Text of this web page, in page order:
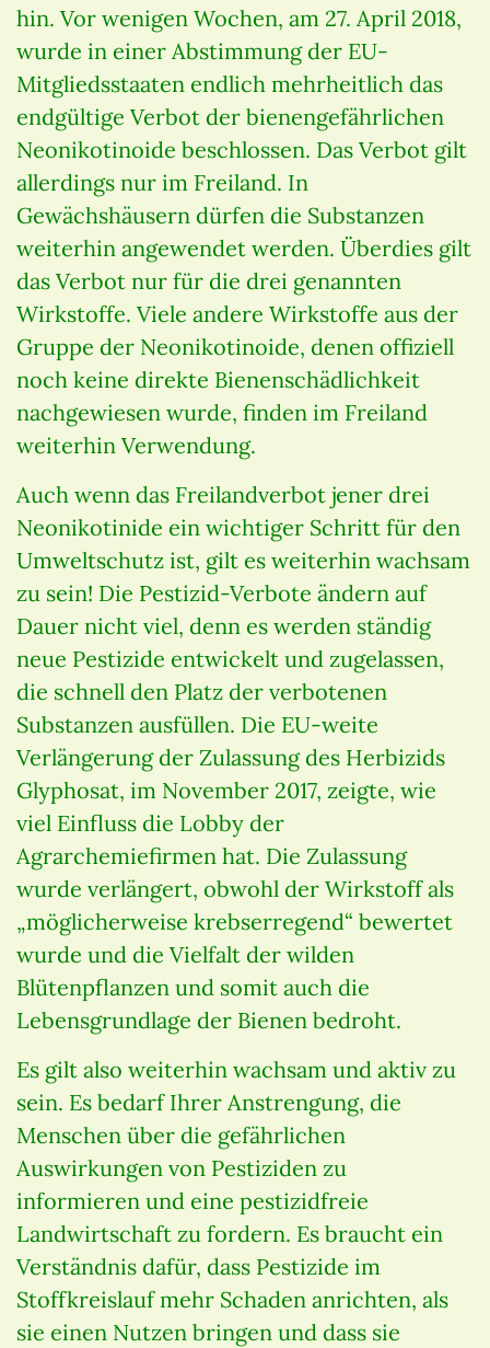
hin. Vor wenigen Wochen, am 27. April 2018,
wurde in einer Abstimmung der EU-
Mitgliedsstaaten endlich mehrheitlich das
endgültige Verbot der bienengefährlichen
Neonikotinoide beschlossen. Das Verbot gilt
allerdings nur im Freiland. In
Gewächshäusern dürfen die Substanzen
weiterhin angewendet werden. Überdies gilt
das Verbot nur für die drei genannten
Wirkstoffe. Viele andere Wirkstoffe aus der
Gruppe der Neonikotinoide, denen offiziell
noch keine direkte Bienenschädlichkeit
nachgewiesen wurde, finden im Freiland
weiterhin Verwendung.
Auch wenn das Freilandverbot jener drei
Neonikotinide ein wichtiger Schritt für den
Umweltschutz ist, gilt es weiterhin wachsam
zu sein! Die Pestizid-Verbote ändern auf
Dauer nicht viel, denn es werden ständig
neue Pestizide entwickelt und zugelassen,
die schnell den Platz der verbotenen
Substanzen ausfüllen. Die EU-weite
Verlängerung der Zulassung des Herbizids
Glyphosat, im November 2017, zeigte, wie
viel Einfluss die Lobby der
Agrarchemiefirmen hat. Die Zulassung
wurde verlängert, obwohl der Wirkstoff als
„möglicherweise krebserregend“ bewertet
wurde und die Vielfalt der wilden
Blütenpflanzen und somit auch die
Lebensgrundlage der Bienen bedroht.
Es gilt also weiterhin wachsam und aktiv zu
sein. Es bedarf Ihrer Anstrengung, die
Menschen über die gefährlichen
Auswirkungen von Pestiziden zu
informieren und eine pestizidfreie
Landwirtschaft zu fordern. Es braucht ein
Verständnis dafür, dass Pestizide im
Stoffkreislauf mehr Schaden anrichten, als
sie einen Nutzen bringen und dass sie